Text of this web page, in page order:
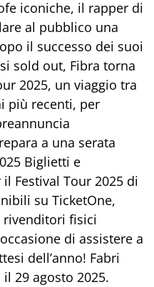
iconiche, il rapper di
al pubblico una
il successo dei suoi
sold out, Fibra torna
2025, un viaggio tra
più recenti, per
a una serata
Biglietti e
Festival Tour 2025 di
su TicketOne,
rivenditori fisici
di assistere a
dell’anno! Fabri
29 agosto 2025.